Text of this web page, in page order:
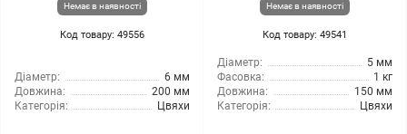
Немає в наявності
Код товару: 49556
Діаметр:
6 мм
Довжина:
200 мм
Категорія:
Цвяхи
Немає в наявності
Код товару: 49541
Діаметр:
5 мм
Фасовка:
1 кг
Довжина:
150 мм
Категорія:
Цвяхи